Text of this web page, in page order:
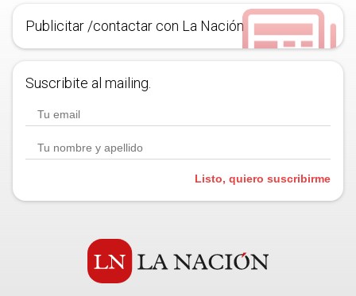
Publicitar /contactar con La Nación
Suscribite al mailing.
Listo, quiero suscribirme